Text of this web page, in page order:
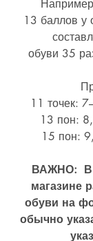
13 баллов у
обуви 35
11 точек:
13 пон:
15 пон:
ВАЖНО: В
магазине
обуви на
обычно